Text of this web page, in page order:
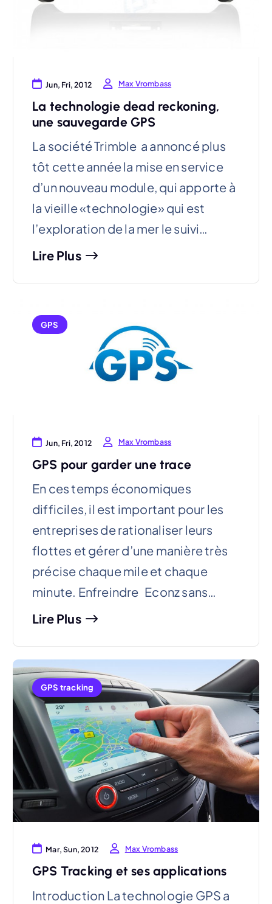
Jun, Fri, 2012 Max Vrombass
La technologie dead reckoning,
une sauvegarde GPS
La société Trimble a annoncé plus
tôt cette année la mise en service
d’un nouveau module, qui apporte à
la vieille «technologie» qui est
l’exploration de la mer le suivi…
Lire Plus
GPS
Jun, Fri, 2012 Max Vrombass
GPS pour garder une trace
En ces temps économiques
difficiles, il est important pour les
entreprises de rationaliser leurs
flottes et gérer d’une manière très
précise chaque mile et chaque
minute. Enfreindre Econz sans…
Lire Plus
GPS tracking
Mar, Sun, 2012 Max Vrombass
GPS Tracking et ses applications
Introduction La technologie GPS a